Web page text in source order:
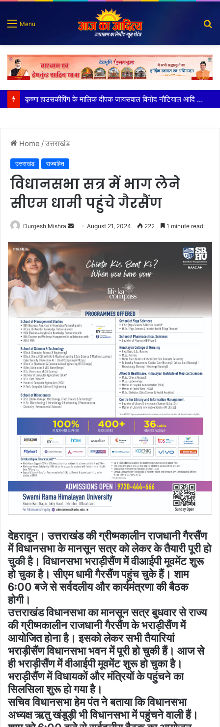
Menu
कृष्णा हाउसकीपिंग के मालिक दीपक जायसवाल विनोद नौटियाल आदि पर मुकदमा दर्ज
Home /उत्तराखंड
उत्तराखंड राज्यहित
विधानसभा सत्र में भाग लेने
सीएम धामी पहुंचे गैरसैंण
Durgesh Mishra
Send
email
August 21, 2024 222 1 minute read
देहरादून। उत्तराखंड की ग्रीष्मकालीन राजधानी गैरसैंण
में विधानसभा के मानसून सत्र को लेकर के तैयारी पूरी हो
चुकी है। विधानसभा भराड़ीसैंण में वीआईपी मूवमेंट शुरू
हो चुका है। सीएम धामी गैरसैंण पहुंच चुके हैं। शाम
6ः00 बजे से सर्वदलीय और कार्यमंत्रणा की बैठक
होगी।
उत्तराखंड विधानसभा का मानसून सत्र बुधवार से राज्य
की ग्रीष्मकालीन राजधानी गैरसैंण के भराड़ीसैंण में
आयोजित होना है। इसको लेकर सभी तैयारियां
भराड़ीसैंण विधानसभा भवन में पूरी हो चुकी हैं। आज से
ही भराड़ीसैंण में वीआईपी मूवमेंट शुरू हो चुका है।
भराड़ीसैंण में विधायकों और मंत्रियों के पहुंचने का
सिलसिला शुरू हो गया है।
सचिव विधानसभा हेम पंत ने बताया कि विधानसभा
अध्यक्ष ऋतु खंडूड़ी भी विधानसभा में पहुंचने वाली हैं।